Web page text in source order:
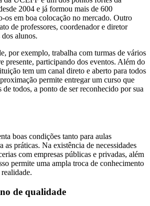
2004 e já formou mais de 600
os em boa colocação no mercado. Outro
de professores, coordenador e diretor
alunos.
por exemplo, trabalha com turmas de vários
presente, participando dos eventos. Além do
tem um canal direto e aberto para todos
permite entregar um curso que
de todos, a ponto de ser reconhecido por sua
boas condições tanto para aulas
as práticas. Na existência de necessidades
com empresas públicas e privadas, além
permite uma ampla troca de conhecimento
de qualidade